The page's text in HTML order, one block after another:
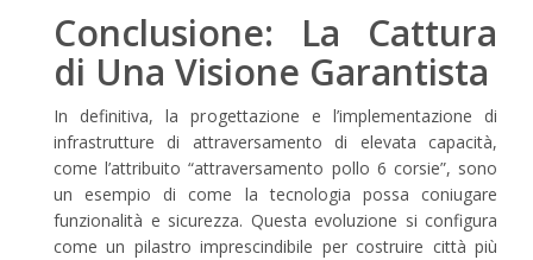
Conclusione: La Cattura
di Una Visione Garantista
In definitiva, la progettazione e l’implementazione di
infrastrutture di attraversamento di elevata capacità,
come l’attribuito “attraversamento pollo 6 corsie”, sono
un esempio di come la tecnologia possa coniugare
funzionalità e sicurezza. Questa evoluzione si configura
come un pilastro imprescindibile per costruire città più